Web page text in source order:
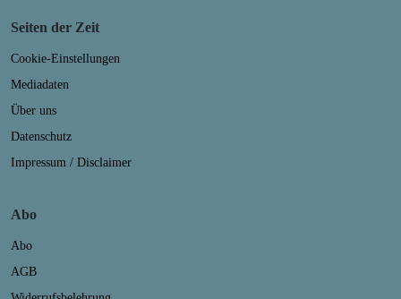
Seiten der Zeit
Cookie-Einstellungen
Mediadaten
Über uns
Datenschutz
Impressum / Disclaimer
Abo
Abo
AGB